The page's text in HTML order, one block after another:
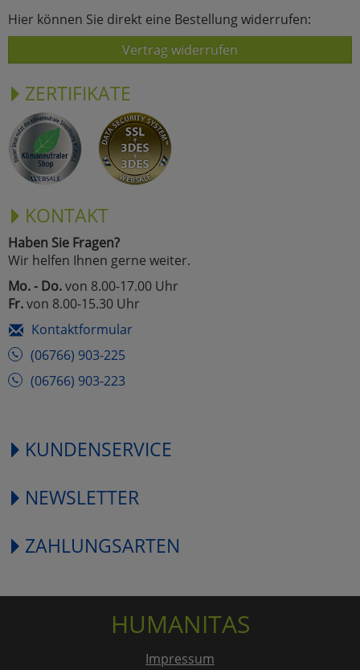
Hier können Sie direkt eine Bestellung widerrufen:
Vertrag widerrufen
ZERTIFIKATE
KONTAKT
Haben Sie Fragen?
Wir helfen Ihnen gerne weiter.
Mo. - Do.von 8.00-17.00 Uhr
Fr.von 8.00-15.30 Uhr
Kontaktformular
(06766) 903-225
(06766) 903-223
KUNDENSERVICE
NEWSLETTER
ZAHLUNGSARTEN
HUMANITAS
Impressum